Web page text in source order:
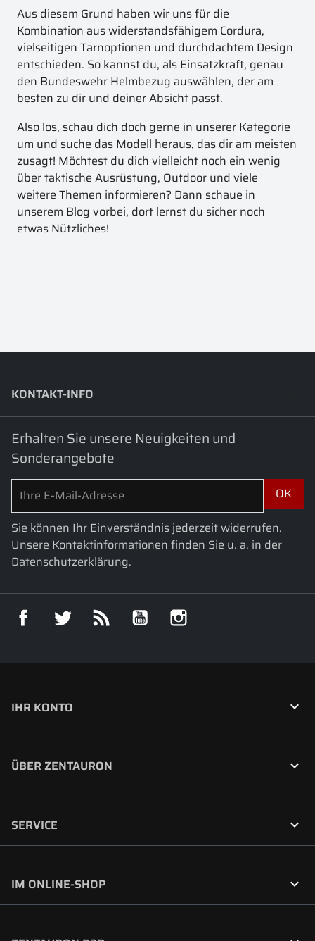
Aus diesem Grund haben wir uns für die
Kombination aus widerstandsfähigem Cordura,
vielseitigen Tarnoptionen und durchdachtem Design
entschieden. So kannst du, als Einsatzkraft, genau
den Bundeswehr Helmbezug auswählen, der am
besten zu dir und deiner Absicht passt.
Also los, schau dich doch gerne in unserer Kategorie
um und suche das Modell heraus, das dir am meisten
zusagt! Möchtest du dich vielleicht noch ein wenig
über taktische Ausrüstung, Outdoor und viele
weitere Themen informieren? Dann schaue in
unserem Blog vorbei, dort lernst du sicher noch
etwas Nützliches!
KONTAKT-INFO
Erhalten Sie unsere Neuigkeiten und
Sonderangebote
Sie können Ihr Einverständnis jederzeit widerrufen.
Unsere Kontaktinformationen finden Sie u. a. in der
Datenschutzerklärung.
Facebook Twitter RSS YouTube
IHR KONTO 
ÜBER ZENTAURON 
SERVICE 
IM ONLINE-SHOP 